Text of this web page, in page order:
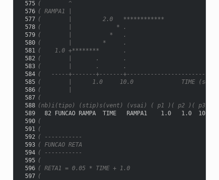
575 (        ^
576 ( RAMPA1 |
577 (        |         2.0   ************
578 (        |             * .
579 (        |           *   .
580 (        |         *     .
581
(    1.0 +********       .
582 (        |       .       .
583 (        |       .       .
584 (   -----+-------+-------
585 (        |      1.0     10.0              TIME (seg.)
586 (        |
587 (
588 (nb)i(tipo) (stip)s(vent) (vsai) ( p1 )( p2 )( p3 )(
589
82 FUNCAO RAMPA  TIME   RAMPA1    1.0   1.0  10.0
590 (
591
(
592 ( -----------
593 ( FUNCAO RETA
594 ( -----------
595 (
596 ( RETA1 = 0.05 * TIME + 1.0
597 (